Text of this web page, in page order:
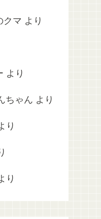
クマ より
より
ちゃん より
り
り